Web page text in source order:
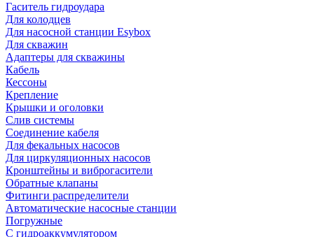
Гаситель гидроудара
Для колодцев
Для насосной станции Esybox
Для скважин
Адаптеры для скважины
Кабель
Кессоны
Крепление
Крышки и оголовки
Слив системы
Соединение кабеля
Для фекальных насосов
Для циркуляционных насосов
Кронштейны и виброгасители
Обратные клапаны
Фитинги распределители
Автоматические насосные станции
Погружные
С гидроаккумулятором